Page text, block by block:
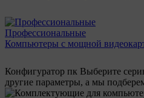
Профессиональные
Компьютеры с мощной
Конфигуратор пк Выберите
другие параметры, а мы